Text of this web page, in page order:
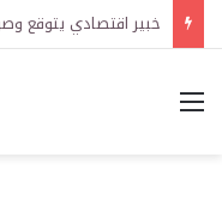
القائمة